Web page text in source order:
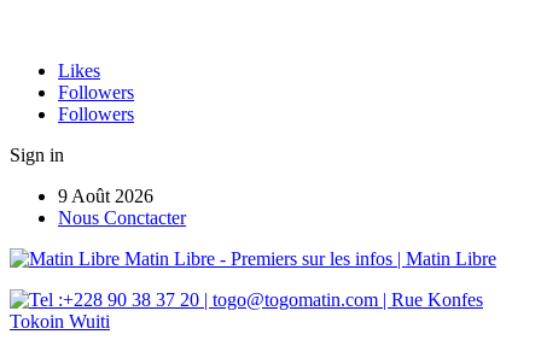
Likes
Followers
Followers
Sign in
9 Août 2026
Nous Conctacter
Matin Libre - Premiers sur les infos | Matin Libre